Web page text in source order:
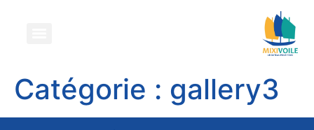
Catégorie : gallery3